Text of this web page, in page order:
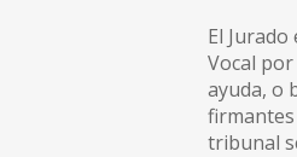
El
Vocal
ayuda, o
tribunal